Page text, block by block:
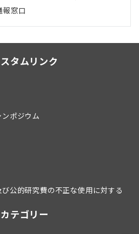
報窓口
タムリンク
ポジウム
公的研究費の不正な使用に対する
カテゴリー